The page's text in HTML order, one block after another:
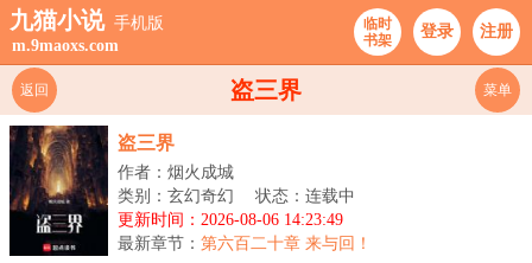
九猫小说 手机版
m.9maoxs.com
临时
书架
登录 注册
盗三界
返回 菜单
盗三界
作者：烟火成城
类别：玄幻奇幻
状态：连载中
更新时间：2026-08-06 14:23:49
最新章节： 第六百二十章 来与回！